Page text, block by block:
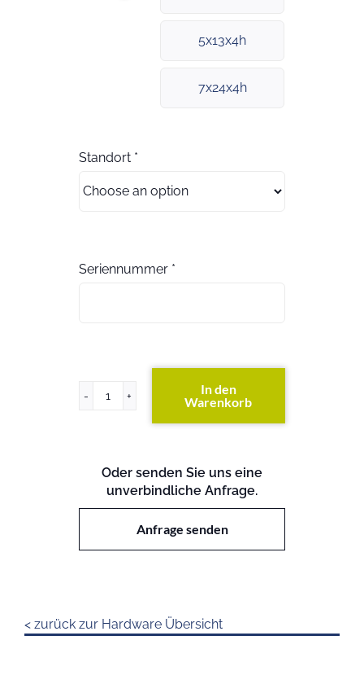
5x13x4h
7x24x4h
Standort *
Seriennummer *
PowerVault
Menge
In den
Warenkorb
Oder senden Sie uns eine
unverbindliche Anfrage.
Anfrage senden
< zurück zur Hardware Übersicht